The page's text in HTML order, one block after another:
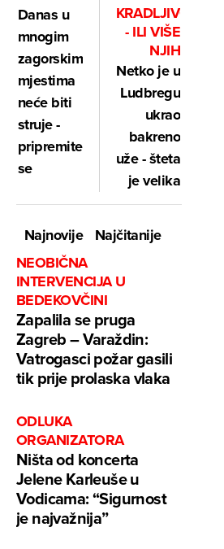
Danas u
mnogim
zagorskim
mjestima
neće biti
struje -
pripremite
se
KRADLJIVCEM
- ILI VIŠE
NJIH
Netko je u
Ludbregu
ukrao
bakreno
uže - šteta
je velika
Najnovije
Najčitanije
NEOBIČNA
INTERVENCIJA U
BEDEKOVČINI
Zapalila se pruga
Zagreb – Varaždin:
Vatrogasci požar gasili
tik prije prolaska vlaka
ODLUKA
ORGANIZATORA
Ništa od koncerta
Jelene Karleuše u
Vodicama: “Sigurnost
je najvažnija”